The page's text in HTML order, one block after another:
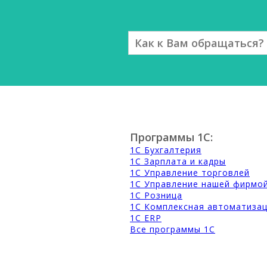
Программы 1С:
1С Бухгалтерия
1С Зарплата и кадры
1С Управление торговлей
1С Управление нашей
1С Розница
1С Комплексная
1С ERP
Все программы 1С